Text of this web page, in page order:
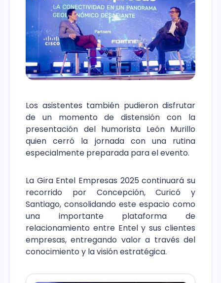
Los asistentes también pudieron disfrutar
de un momento de distensión con la
presentación del humorista León Murillo
quien cerró la jornada con una rutina
especialmente preparada para el evento.
La Gira Entel Empresas 2025 continuará su
recorrido por Concepción, Curicó y
Santiago, consolidando este espacio como
una importante plataforma de
relacionamiento entre Entel y sus clientes
empresas, entregando valor a través del
conocimiento y la visión estratégica.